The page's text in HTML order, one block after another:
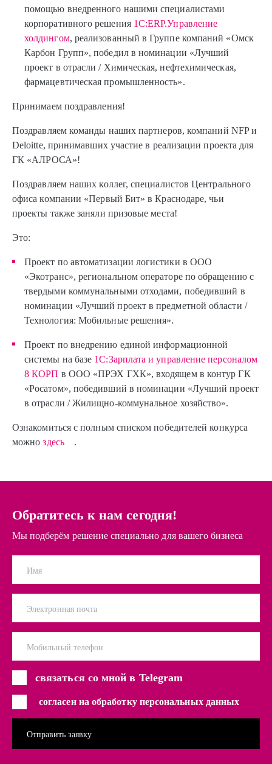
помощью внедренного нашими специалистами
корпоративного решения 1С:ERP.Управление
холдингом, реализованный в Группе компаний «Омск
Карбон Групп», победил в номинации «Лучший
проект в отрасли / Химическая, нефтехимическая,
фармацевтическая промышленность».
Принимаем поздравления!
Поздравляем команды наших партнеров, компаний NFP и
Deloitte, принимавших участие в реализации проекта для
ГК «АЛРОСА»!
Поздравляем наших коллег, специалистов Центрального
офиса компании «Первый Бит» в Краснодаре, чьи
проекты также заняли призовые места!
Это:
Проект по автоматизации логистики в ООО
«Экотранс», региональном операторе по обращению с
твердыми коммунальными отходами, победивший в
номинации «Лучший проект в предметной области /
Технология: Мобильные решения».
Проект по внедрению единой информационной
системы на базе 1С:Зарплата и управление персоналом
8 КОРП в ООО «ПРЭХ ГХК», входящем в контур ГК
«Росатом», победивший в номинации «Лучший проект
в отрасли / Жилищно-коммунальное хозяйство».
Ознакомиться с полным списком победителей конкурса
можноздесь .
Обратитесь к нам сегодня!
Мы подберём решение специально для вашего бизнеса
Имя
Электронная почта
Мобильный телефон
связаться со мной в Telegram
согласен на обработку персональных данных